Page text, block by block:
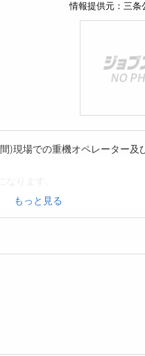
情報提供元：三条
)現場での重機オペレーター
額会社負担で応援します。(尚、
もっと見る